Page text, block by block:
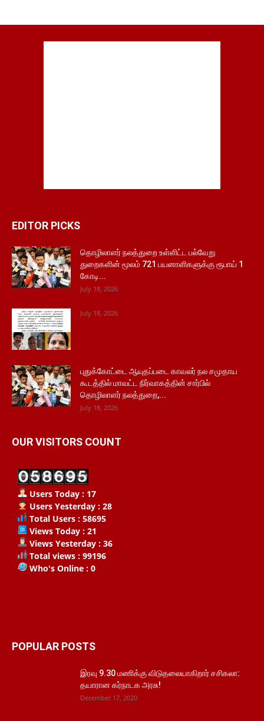
EDITOR PICKS
தொழிலாளர் நலத்துறை உள்ளிட்ட பல்வேறு
துறைகளின் மூலம் 721 பயனாளிகளுக்கு ரூபாய் 1
கோடி...
July 18, 2026
July 18, 2026
புதுக்கோட்டை ஆயுதப்படை காவலர் நல சமுதாய
கூடத்தில் மாவட்ட நிர்வாகத்தின் சார்பில்
தொழிலாளர் நலத்துறை,...
July 18, 2026
OUR VISITORS COUNT
Users Today : 17
Users Yesterday : 28
Total Users : 58695
Views Today : 21
Views Yesterday : 36
Total views : 99196
Who's Online : 0
POPULAR POSTS
இரவு 9.30 மணிக்கு விடுதலையாகிறார் சசிகலா:
தயாரான கர்நாடக அரசு!
December 17, 2020